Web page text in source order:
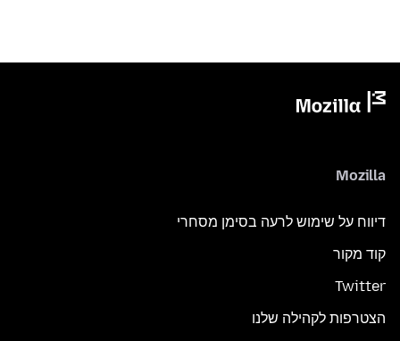
Mozilla
דיווח על שימוש לרעה בסימן מסחרי
קוד מקור
Twitter
הצטרפות לקהילה שלנו